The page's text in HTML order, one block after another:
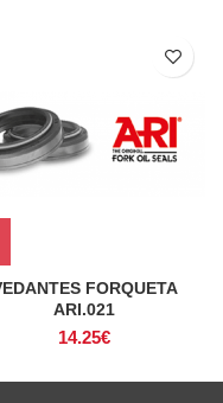
FORQUETA
ARI.021
14.25€